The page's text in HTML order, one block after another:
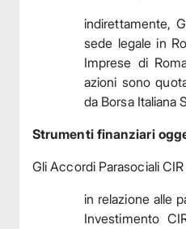
indirettamente,
sede legale in
Imprese di
azioni sono
da Borsa Italiana
Strumenti finanziari
Gli Accordi Parasociali
in relazione alle
Investimento